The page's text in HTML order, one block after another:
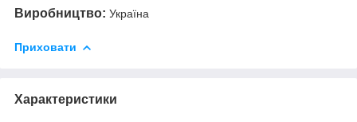
Виробництво: Україна
Приховати
Характеристики